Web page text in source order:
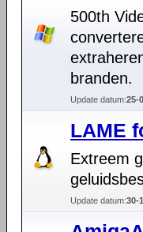
500th
branden.
Update datum:25-
LAME
Extreem
Update datum:30-